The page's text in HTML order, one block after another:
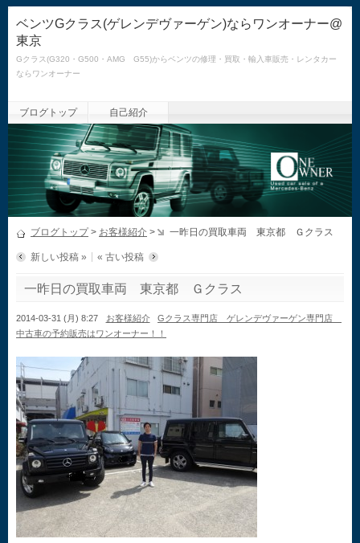
ベンツGクラス(ゲレンデヴァーゲン)ならワンオーナー@
東京
Gクラス(G320・G500・AMG G55)からベンツの修理・買取・輸入車販売・レンタカー
ならワンオーナー
ブログトップ 自己紹介
ブログトップ> お客様紹介 > 一昨日の買取車両 東京都 Ｇクラス
新しい投稿 » « 古い投稿
一昨日の買取車両 東京都 Ｇクラス
2014-03-31 (月) 8:27 お客様紹介
Gクラス専門店 ゲレンデヴァーゲン専門店
中古車の予約販売はワンオーナー！！